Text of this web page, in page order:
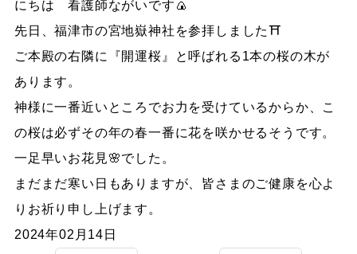
にちは 看護師ながいです🍙
先日、福津市の宮地嶽神社を参拝しました⛩️
ご本殿の右隣に『開運桜』と呼ばれる1本の桜の木が
あります。
神様に一番近いところでお力を受けているからか、こ
の桜は必ずその年の春一番に花を咲かせるそうです。
一足早いお花見🌸でした。
まだまだ寒い日もありますが、皆さまのご健康を心よ
りお祈り申し上げます。
2024年02月14日